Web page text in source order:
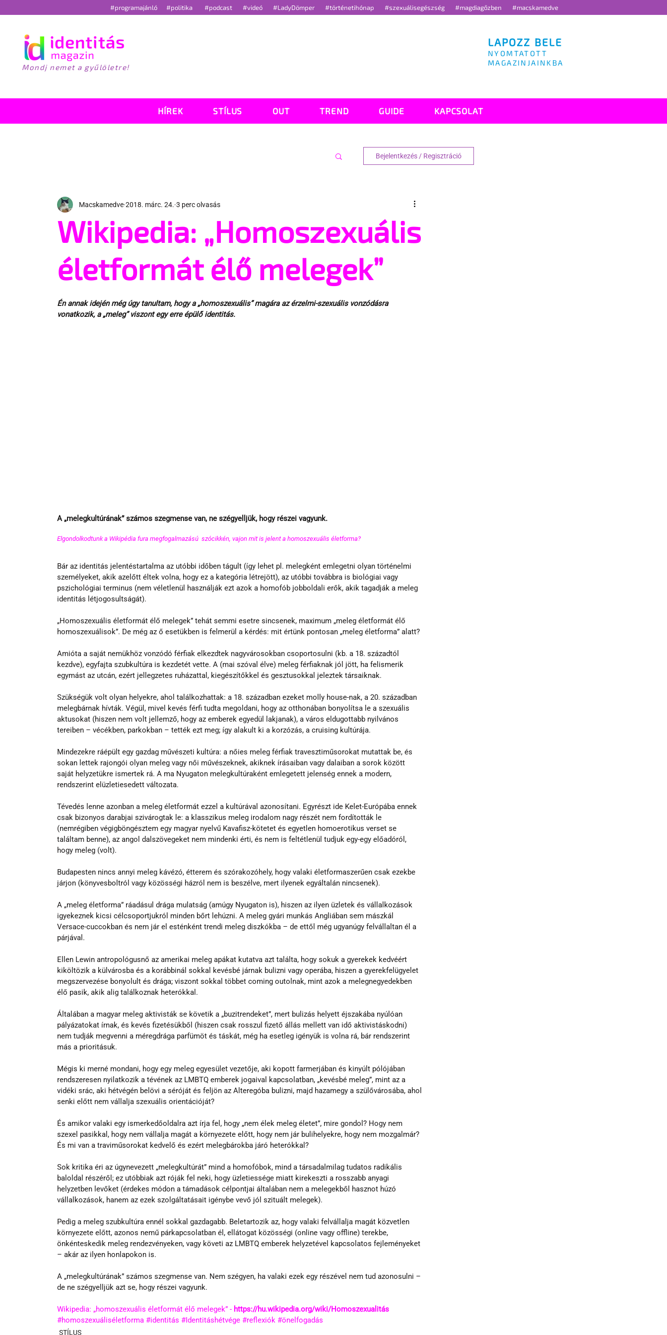
#programajánló #politika #podcast #videó #LadyDömper #történetihónap #szexuálisegészség #magdiagőzben #macskamedve
Mondj nemet a gyűlöletre!
LAPOZZ BELE
NYOMTATOTT
MAGAZINJAINKBA
HÍREK STÍLUS OUT TREND GUIDE KAPCSOLAT
Bejelentkezés / Regisztráció
Wikipedia: „Homoszexuális
életformát élő melegek”
Macskamedve 2018. márc. 24. 3 perc olvasás
Én annak idején még úgy tanultam, hogy a „homoszexuális” magára az érzelmi-szexuális vonzódásra
vonatkozik, a „meleg” viszont egy erre épülő identitás.
A „melegkultúrának” számos szegmense van, ne szégyelljük, hogy részei vagyunk.
Elgondolkodtunk a Wikipédia fura megfogalmazású  szócikkén, vajon mit is jelent a homoszexuális életforma?
Bár az identitás jelentéstartalma az utóbbi időben tágult (így lehet pl. melegként emlegetni olyan történelmi
személyeket, akik azelőtt éltek volna, hogy ez a kategória létrejött), az utóbbi továbbra is biológiai vagy
pszichológiai terminus (nem véletlenül használják ezt azok a homofób jobboldali erők, akik tagadják a meleg
identitás létjogosultságát).
„Homoszexuális életformát élő melegek” tehát semmi esetre sincsenek, maximum „meleg életformát élő
homoszexuálisok”. De még az ő esetükben is felmerül a kérdés: mit értünk pontosan „meleg életforma” alatt?
Amióta a saját nemükhöz vonzódó férfiak elkezdtek nagyvárosokban csoportosulni (kb. a 18. századtól
kezdve), egyfajta szubkultúra is kezdetét vette. A (mai szóval élve) meleg férfiaknak jól jött, ha felismerik
egymást az utcán, ezért jellegzetes ruházattal, kiegészítőkkel és gesztusokkal jeleztek társaiknak.
Szükségük volt olyan helyekre, ahol találkozhattak: a 18. században ezeket molly house-nak, a 20. században
melegbárnak hívták. Végül, mivel kevés férfi tudta megoldani, hogy az otthonában bonyolítsa le a szexuális
aktusokat (hiszen nem volt jellemző, hogy az emberek egyedül lakjanak), a város eldugottabb nyilvános
tereiben – vécékben, parkokban – tették ezt meg; így alakult ki a korzózás, a cruising kultúrája.
Mindezekre ráépült egy gazdag művészeti kultúra: a nőies meleg férfiak travesztiműsorokat mutattak be, és
sokan lettek rajongói olyan meleg vagy női művészeknek, akiknek írásaiban vagy dalaiban a sorok között
saját helyzetükre ismertek rá. A ma Nyugaton melegkultúraként emlegetett jelenség ennek a modern,
rendszerint elüzletiesedett változata.
Tévedés lenne azonban a meleg életformát ezzel a kultúrával azonosítani. Egyrészt ide Kelet-Európába ennek
csak bizonyos darabjai szivárogtak le: a klasszikus meleg irodalom nagy részét nem fordították le
(nemrégiben végigböngésztem egy magyar nyelvű Kavafisz-kötetet és egyetlen homoerotikus verset se
találtam benne), az angol dalszövegeket nem mindenki érti, és nem is feltétlenül tudjuk egy-egy előadóról,
hogy meleg (volt).
Budapesten nincs annyi meleg kávézó, étterem és szórakozóhely, hogy valaki életformaszerűen csak ezekbe
járjon (könyvesboltról vagy közösségi házról nem is beszélve, mert ilyenek egyáltalán nincsenek).
A „meleg életforma” ráadásul drága mulatság (amúgy Nyugaton is), hiszen az ilyen üzletek és vállalkozások
igyekeznek kicsi célcsoportjukról minden bőrt lehúzni. A meleg gyári munkás Angliában sem mászkál
Versace-cuccokban és nem jár el esténként trendi meleg diszkókba – de ettől még ugyanúgy felvállaltan él a
párjával.
Ellen Lewin antropológusnő az amerikai meleg apákat kutatva azt találta, hogy sokuk a gyerekek kedvéért
kiköltözik a külvárosba és a korábbinál sokkal kevésbé járnak bulizni vagy operába, hiszen a gyerekfelügyelet
megszervezése bonyolult és drága; viszont sokkal többet coming outolnak, mint azok a melegnegyedekben
élő pasik, akik alig találkoznak heterókkal.
Általában a magyar meleg aktivisták se követik a „buzitrendeket”, mert bulizás helyett éjszakába nyúlóan
pályázatokat írnak, és kevés fizetésükből (hiszen csak rosszul fizető állás mellett van idő aktivistáskodni)
nem tudják megvenni a méregdrága parfümöt és táskát, még ha esetleg igényük is volna rá, bár rendszerint
más a prioritásuk.
Mégis ki merné mondani, hogy egy meleg egyesület vezetője, aki kopott farmerjában és kinyúlt pólójában
rendszeresen nyilatkozik a tévének az LMBTQ emberek jogaival kapcsolatban, „kevésbé meleg”, mint az a
vidéki srác, aki hétvégén belövi a séróját és feljön az Alteregóba bulizni, majd hazamegy a szülővárosába, ahol
senki előtt nem vállalja szexuális orientációját?
És amikor valaki egy ismerkedőoldalra azt írja fel, hogy „nem élek meleg életet”, mire gondol? Hogy nem
szexel pasikkal, hogy nem vállalja magát a környezete előtt, hogy nem jár bulihelyekre, hogy nem mozgalmár?
És mi van a traviműsorokat kedvelő és ezért melegbárokba járó heterókkal?
Sok kritika éri az úgynevezett „melegkultúrát” mind a homofóbok, mind a társadalmilag tudatos radikális
baloldal részéről; ez utóbbiak azt róják fel neki, hogy üzletiessége miatt kirekeszti a rosszabb anyagi
helyzetben levőket (érdekes módon a támadások célpontjai általában nem a melegekből hasznot húzó
vállalkozások, hanem az ezek szolgáltatásait igénybe vevő jól szituált melegek).
Pedig a meleg szubkultúra ennél sokkal gazdagabb. Beletartozik az, hogy valaki felvállalja magát közvetlen
környezete előtt, azonos nemű párkapcsolatban él, ellátogat közösségi (online vagy offline) terekbe,
önkénteskedik meleg rendezvényeken, vagy követi az LMBTQ emberek helyzetével kapcsolatos fejleményeket
– akár az ilyen honlapokon is.
A „melegkultúrának” számos szegmense van. Nem szégyen, ha valaki ezek egy részével nem tud azonosulni –
de ne szégyelljük azt se, hogy részei vagyunk.
Wikipedia: „homoszexuális életformát élő melegek” - https://hu.wikipedia.org/wiki/Homoszexualitás
#homoszexuáliséletforma #identitás #Identitáshétvége #reflexiók #önelfogadás
STÍLUS